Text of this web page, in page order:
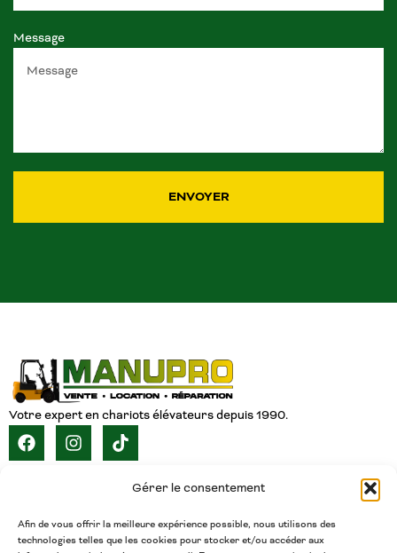
Gérer le consentement
Afin de vous offrir la meilleure expérience possible, nous utilisons des
technologies telles que les cookies pour stocker et/ou accéder aux
Message
ENVOYER
Votre expert en chariots élévateurs depuis 1990.
INVENTAIRE CARRIÈRE CONTACT FRANÇAIS